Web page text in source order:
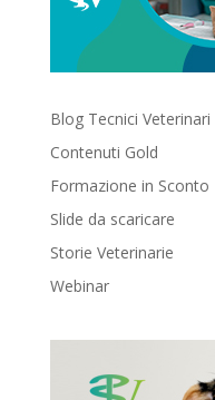
Blog Tecnici Veterinari
Contenuti Gold
Formazione in Sconto
Slide da scaricare
Storie Veterinarie
Webinar